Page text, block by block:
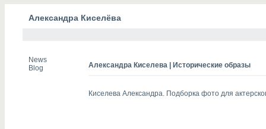
Александра Киселёва
News
Blog
Александра Киселева | Исторические образы
Киселева Александра. Подборка фото для